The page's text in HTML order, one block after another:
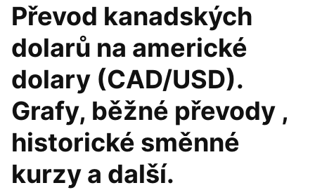
Převod kanadských
dolarů na americké
dolary (CAD/USD).
Grafy, běžné převody ,
historické směnné
kurzy a další.